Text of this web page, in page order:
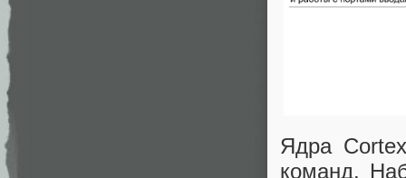
Ядра
команд.